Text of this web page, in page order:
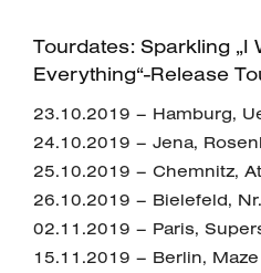
Tourdates: Sparkling „I
Everything“-Release
23.10.2019 – Hamburg,
24.10.2019 – Jena,
25.10.2019 – Chemnitz,
26.10.2019 – Bielefeld,
02.11.2019 – Paris,
15.11.2019 – Berlin, Maze